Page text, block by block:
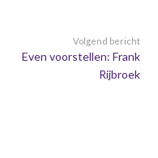
Volgend bericht
Even voorstellen: Frank
Rijbroek